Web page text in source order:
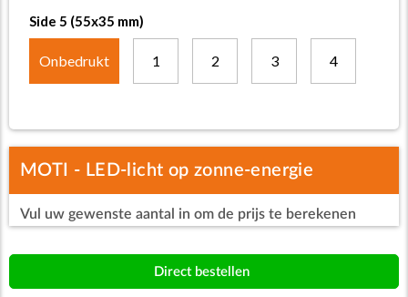
Side 5 (55x35 mm)
Onbedrukt 1 2 3 4
MOTI - LED-licht op zonne-energie
Vul uw gewenste aantal in om de prijs te berekenen
Direct bestellen